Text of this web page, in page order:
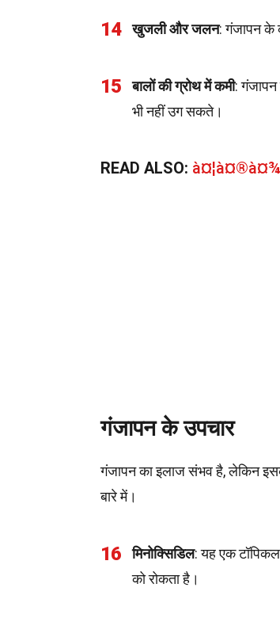
14 खुजली और जलन: गंजापन के
15 बालों की ग्रोथ में कमी:
भी नहीं उग सकते।
READ ALSO: à¤¦à¤®à¤¾
गंजापन के उपचार
गंजापन का इलाज संभव है, लेकिन
बारे में।
16 मिनोक्सिडिल: यह एक
को रोकता है।